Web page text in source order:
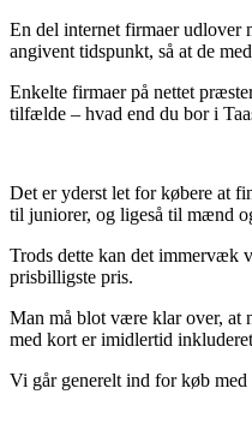
En del internet firmaer udlover
angivent tidspunkt, så at de
Enkelte firmaer på nettet
tilfælde – hvad end du bor i
Det er yderst let for købere at
til juniorer, og ligeså til mænd
Trods dette kan det immervæk
prisbilligste pris.
Man må blot være klar over, at
med kort er imidlertid
Vi går generelt ind for køb